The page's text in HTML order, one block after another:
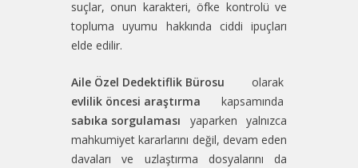
suçlar, onun karakteri, öfke kontrolü ve
topluma uyumu hakkında ciddi ipuçları
elde edilir.
Aile Özel Dedektiflik Bürosu olarak
evlilik öncesi araştırma kapsamında
sabıka sorgulaması yaparken yalnızca
mahkumiyet kararlarını değil, devam eden
davaları ve uzlaştırma dosyalarını da